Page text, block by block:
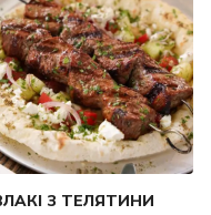
З ТЕЛЯТИНИ